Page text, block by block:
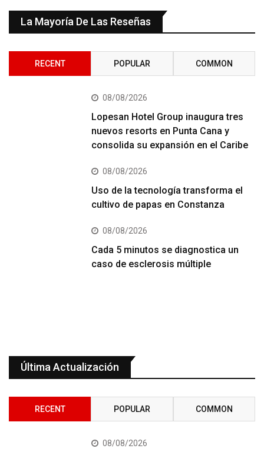
La Mayoría De Las Reseñas
RECENT POPULAR COMMON
08/08/2026
Lopesan Hotel Group inaugura tres
nuevos resorts en Punta Cana y
consolida su expansión en el Caribe
08/08/2026
Uso de la tecnología transforma el
cultivo de papas en Constanza
08/08/2026
Cada 5 minutos se diagnostica un
caso de esclerosis múltiple
Última Actualización
RECENT POPULAR COMMON
08/08/2026